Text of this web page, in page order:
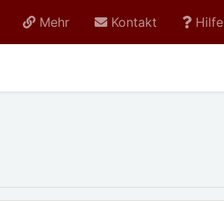
Mehr Kontakt Hilfe